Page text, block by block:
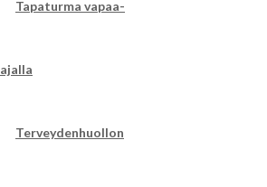
Tapaturma vapaa-
ajalla
Terveydenhuollon